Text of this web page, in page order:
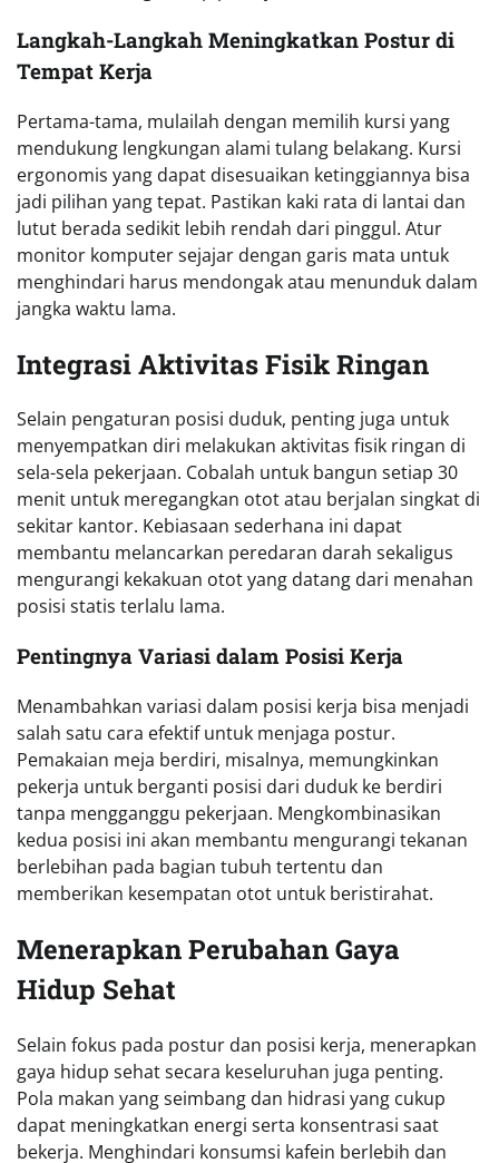
Langkah-Langkah Meningkatkan Postur di
Tempat Kerja
Pertama-tama, mulailah dengan memilih kursi yang
mendukung lengkungan alami tulang belakang. Kursi
ergonomis yang dapat disesuaikan ketinggiannya bisa
jadi pilihan yang tepat. Pastikan kaki rata di lantai dan
lutut berada sedikit lebih rendah dari pinggul. Atur
monitor komputer sejajar dengan garis mata untuk
menghindari harus mendongak atau menunduk dalam
jangka waktu lama.
Integrasi Aktivitas Fisik Ringan
Selain pengaturan posisi duduk, penting juga untuk
menyempatkan diri melakukan aktivitas fisik ringan di
sela-sela pekerjaan. Cobalah untuk bangun setiap 30
menit untuk meregangkan otot atau berjalan singkat di
sekitar kantor. Kebiasaan sederhana ini dapat
membantu melancarkan peredaran darah sekaligus
mengurangi kekakuan otot yang datang dari menahan
posisi statis terlalu lama.
Pentingnya Variasi dalam Posisi Kerja
Menambahkan variasi dalam posisi kerja bisa menjadi
salah satu cara efektif untuk menjaga postur.
Pemakaian meja berdiri, misalnya, memungkinkan
pekerja untuk berganti posisi dari duduk ke berdiri
tanpa mengganggu pekerjaan. Mengkombinasikan
kedua posisi ini akan membantu mengurangi tekanan
berlebihan pada bagian tubuh tertentu dan
memberikan kesempatan otot untuk beristirahat.
Menerapkan Perubahan Gaya
Hidup Sehat
Selain fokus pada postur dan posisi kerja, menerapkan
gaya hidup sehat secara keseluruhan juga penting.
Pola makan yang seimbang dan hidrasi yang cukup
dapat meningkatkan energi serta konsentrasi saat
bekerja. Menghindari konsumsi kafein berlebih dan